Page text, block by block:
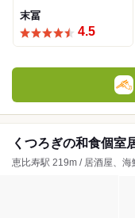
末冨
4.5
くつろぎの和食個室
恵比寿駅 219m / 居酒屋、海